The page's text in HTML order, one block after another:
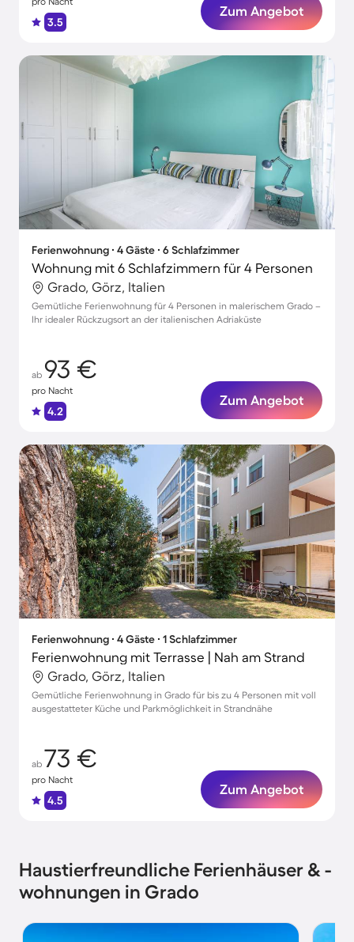
3.5
Zum Angebot
Ferienwohnung ∙ 4 Gäste ∙ 6 Schlafzimmer
Wohnung mit 6 Schlafzimmern für 4 Personen
Grado, Görz, Italien
Gemütliche Ferienwohnung für 4 Personen in malerischem Grado –
Ihr idealer Rückzugsort an der italienischen Adriaküste
ab 93 €
pro Nacht
4.2
Zum Angebot
Ferienwohnung ∙ 4 Gäste ∙ 1 Schlafzimmer
Ferienwohnung mit Terrasse | Nah am Strand
Grado, Görz, Italien
Gemütliche Ferienwohnung in Grado für bis zu 4 Personen mit voll
ausgestatteter Küche und Parkmöglichkeit in Strandnähe
ab 73 €
pro Nacht
4.5
Zum Angebot
Haustierfreundliche Ferienhäuser & -
wohnungen in Grado